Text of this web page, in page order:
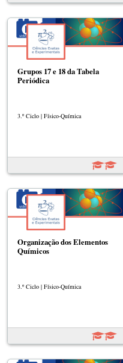
Grupos 17 e 18 da Tabela
Periódica
3.º Ciclo | Físico-Química
Organização dos Elementos
Químicos
3.º Ciclo | Físico-Química